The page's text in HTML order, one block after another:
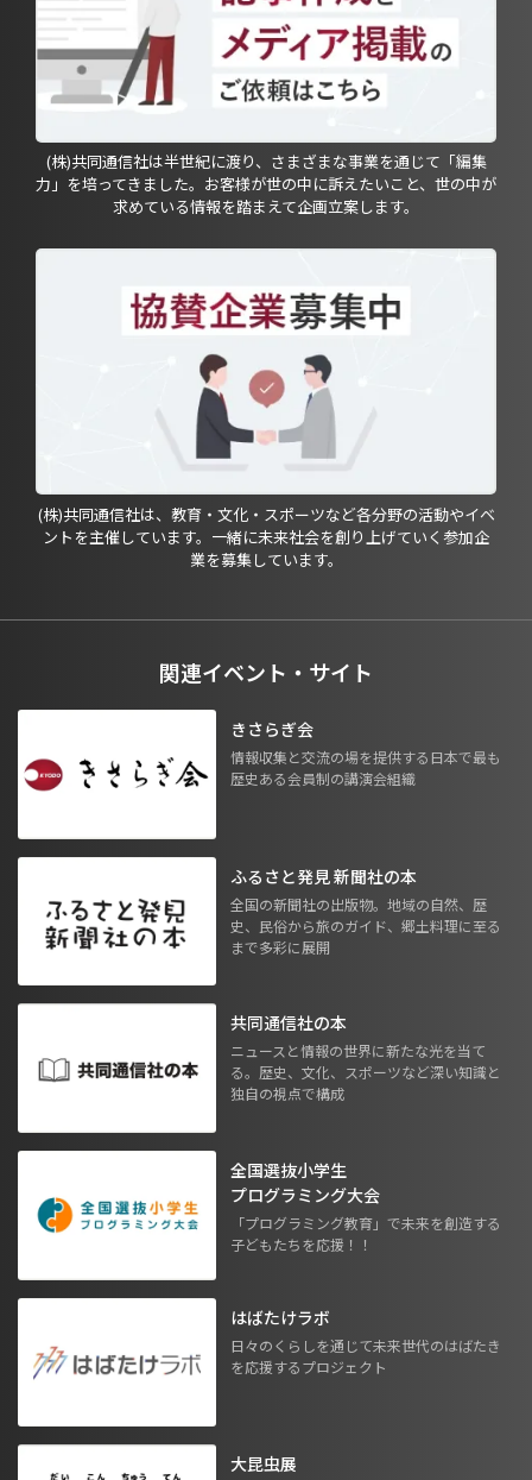
(株)共同通信社は半世紀に渡り、さまざまな事業を通じて「編集
力」を培ってきました。お客様が世の中に訴えたいこと、世の中が
求めている情報を踏まえて企画立案します。
(株)共同通信社は、教育・文化・スポーツなど各分野の活動やイベ
ントを主催しています。一緒に未来社会を創り上げていく参加企
業を募集しています。
関連イベント・サイト
きさらぎ会
情報収集と交流の場を提供する日本で最も
歴史ある会員制の講演会組織
ふるさと発見 新聞社の本
全国の新聞社の出版物。地域の自然、歴
史、民俗から旅のガイド、郷土料理に至る
まで多彩に展開
共同通信社の本
ニュースと情報の世界に新たな光を当て
る。歴史、文化、スポーツなど深い知識と
独自の視点で構成
全国選抜小学生
プログラミング大会
「プログラミング教育」で未来を創造する
子どもたちを応援！！
はばたけラボ
日々のくらしを通じて未来世代のはばたき
を応援するプロジェクト
大昆虫展